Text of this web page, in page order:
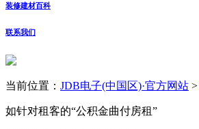
装修建材百科
联系我们
当前位置： JDB电子(中国区)·官方网站 >
如针对租客的“公积金曲付房租”